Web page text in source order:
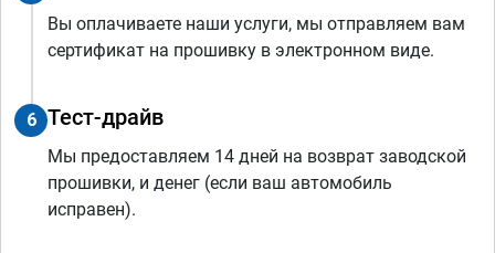
Вы оплачиваете наши услуги, мы отправляем вам
сертификат на прошивку в электронном виде.
6 Тест-драйв
Мы предоставляем 14 дней на возврат заводской
прошивки, и денег (если ваш автомобиль
исправен).